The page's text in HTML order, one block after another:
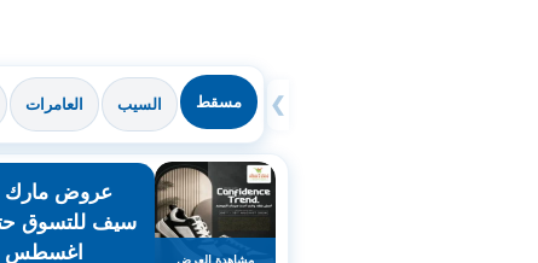
مسقط السيب العامرات ❯
مشاهدة العرض
عروض مارك
اغسطس